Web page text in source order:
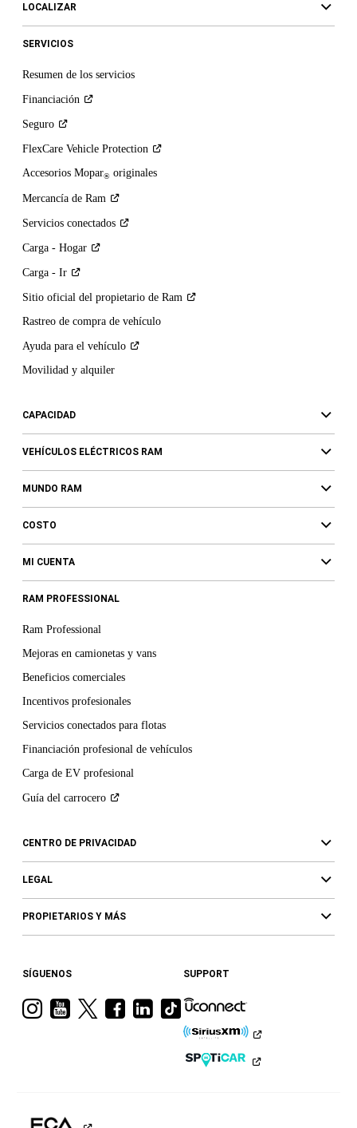
LOCALIZAR
SERVICIOS
Resumen de los servicios
Financiación
Seguro
FlexCare Vehicle Protection
Accesorios Mopar® originales
Mercancía de Ram
Servicios conectados
Carga - Hogar
Carga - Ir
Sitio oficial del propietario de Ram
Rastreo de compra de vehículo
Ayuda para el vehículo
Movilidad y alquiler
CAPACIDAD
VEHÍCULOS ELÉCTRICOS RAM
MUNDO RAM
COSTO
MI CUENTA
RAM PROFESSIONAL
Ram Professional
Mejoras en camionetas y vans
Beneficios comerciales
Incentivos profesionales
Servicios conectados para flotas
Financiación profesional de vehículos
Carga de EV profesional
Guía del carrocero
CENTRO DE PRIVACIDAD
LEGAL
PROPIETARIOS Y MÁS
SÍGUENOS
VisitaVisitaVisitaVisitaVisita
Ram
Visita
a
Ram
en
SUPPORT